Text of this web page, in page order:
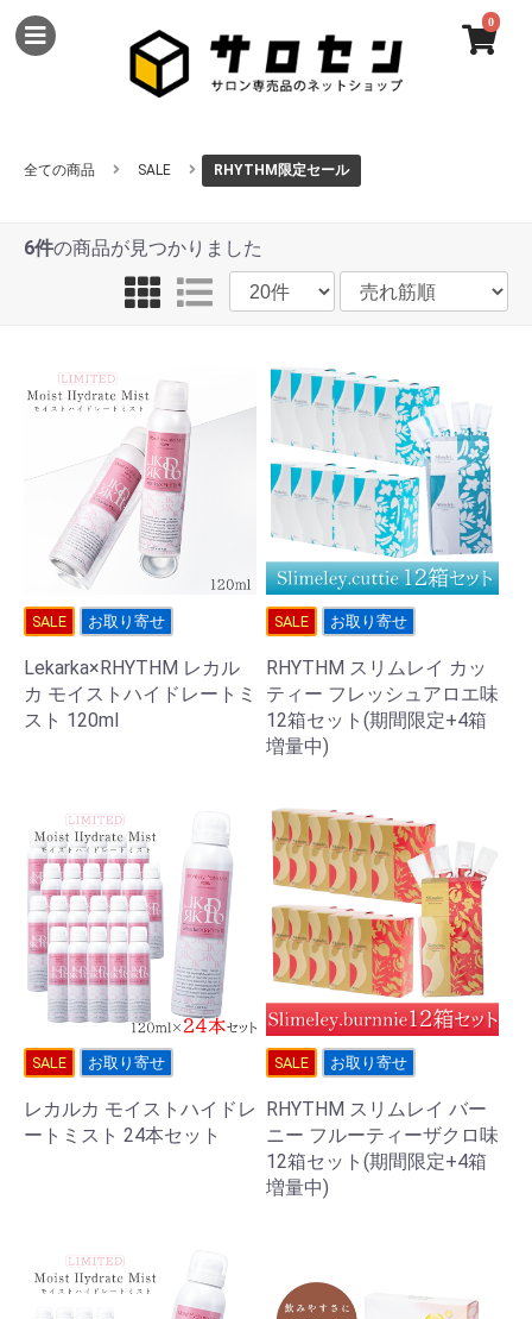
0
全ての商品 SALE RHYTHM限定セール
6件の商品が見つかりました
SALE お取り寄せ
Lekarka×RHYTHM レカル
カ モイストハイドレートミ
スト 120ml
SALE お取り寄せ
RHYTHM スリムレイ カッ
ティー フレッシュアロエ味
12箱セット(期間限定+4箱
増量中)
SALE お取り寄せ
レカルカ モイストハイドレ
ートミスト 24本セット
SALE お取り寄せ
RHYTHM スリムレイ バー
ニー フルーティーザクロ味
12箱セット(期間限定+4箱
増量中)